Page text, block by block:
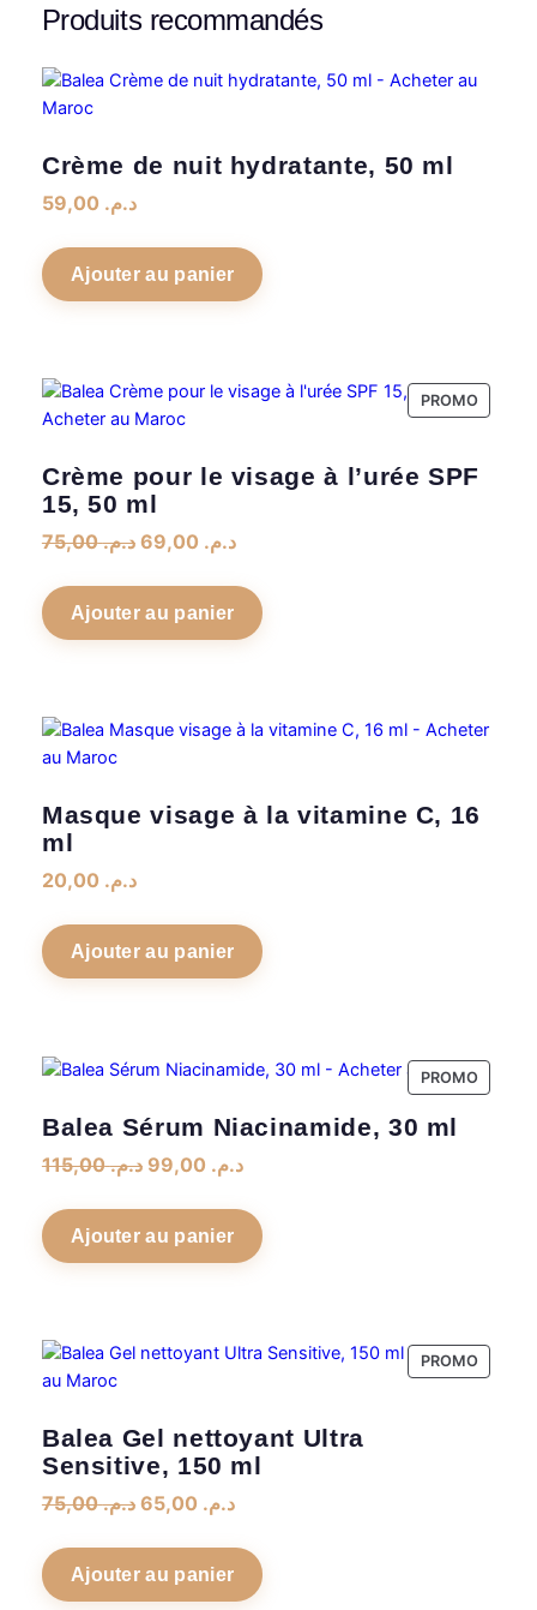
Produits recommandés
Crème de nuit hydratante, 50 ml
د.م.
Ajouter au panier
PROMO
EN
Crème pour le visage à l’urée SPF
15, 50 ml
د.م.75,00
Le
était :
د.م.Le
actuel
est :
Ajouter au panier
Masque visage à la vitamine C, 16
ml
د.م.
Ajouter au panier
PROMO
EN
Balea Sérum Niacinamide, 30 ml
د.م.115,00
Le
était :
د.م.Le
actuel
est :
Ajouter au panier
PROMO
EN
Balea Gel nettoyant Ultra
Sensitive, 150 ml
د.م.75,00
Le
était :
د.م.Le
actuel
est :
Ajouter au panier